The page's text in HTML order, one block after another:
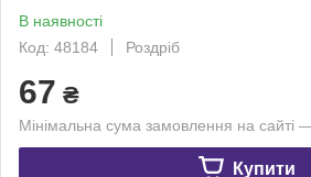
В наявності
Код: 48184
Роздріб
67 ₴
Мінімальна сума замовлення на сайті
Купити